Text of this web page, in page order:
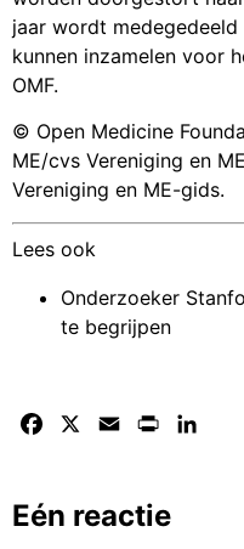
jaar wordt
kunnen inzamelen voor
OMF.
© Open Medicine
ME/cvs Vereniging en
Vereniging en ME-gids.
Lees ook
Onderzoeker
te begrijpen
Facebook Email Print
Eén reactie